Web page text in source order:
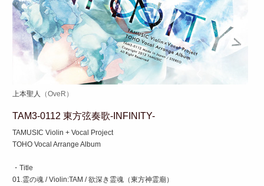
上本聖人 （OveR）
TAM3-0112 東方弦奏歌-INFINITY-
TAMUSIC Violin + Vocal Project
TOHO Vocal Arrange Album
・Title
01.霊の魂 / Violin:TAM / 欲深き霊魂（東方神霊廟）